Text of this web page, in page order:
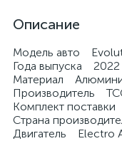
Описание
Модель авто
Года выпуска 2022
Материал
Производитель
Комплект
Страна
Двигатель Electro